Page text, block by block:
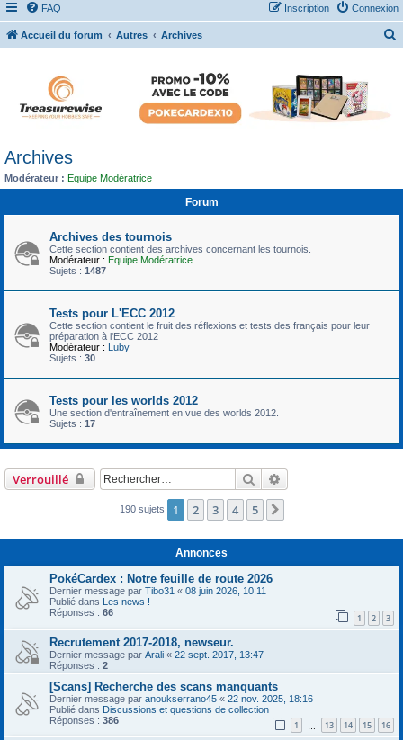
FAQ Connexion
Inscription
Accueil du forum Autres Archives
Archives
Modérateur : Equipe Modératrice
Forum
Archives des tournois
Cette section contient des archives concernant les tournois.
Modérateur : Equipe Modératrice
Sujets : 1487
Tests pour L'ECC 2012
Cette section contient le fruit des réflexions et tests des français pour leur
préparation à l'ECC 2012
Modérateur : Luby
Sujets : 30
Tests pour les worlds 2012
Une section d'entraînement en vue des worlds 2012.
Sujets : 17
Verrouillé Rechercher
190 sujets 1 2 3 4 5
Annonces
PokéCardex : Notre feuille de route 2026
Dernier message par Tibo31 « 08 juin 2026, 10:11
Publié dans Les news !
Réponses : 66 1 2 3
Recrutement 2017-2018, newseur.
Dernier message par Arali « 22 sept. 2017, 13:47
Réponses : 2
[Scans] Recherche des scans manquants
Dernier message par anoukserrano45 « 22 nov. 2025, 18:16
Publié dans Discussions et questions de collection
Réponses : 386 1 13 14 15 16